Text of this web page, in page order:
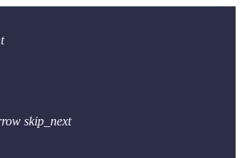
skip_next